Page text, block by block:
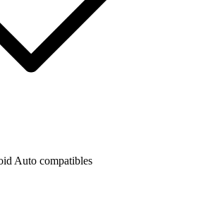
Auto compatibles